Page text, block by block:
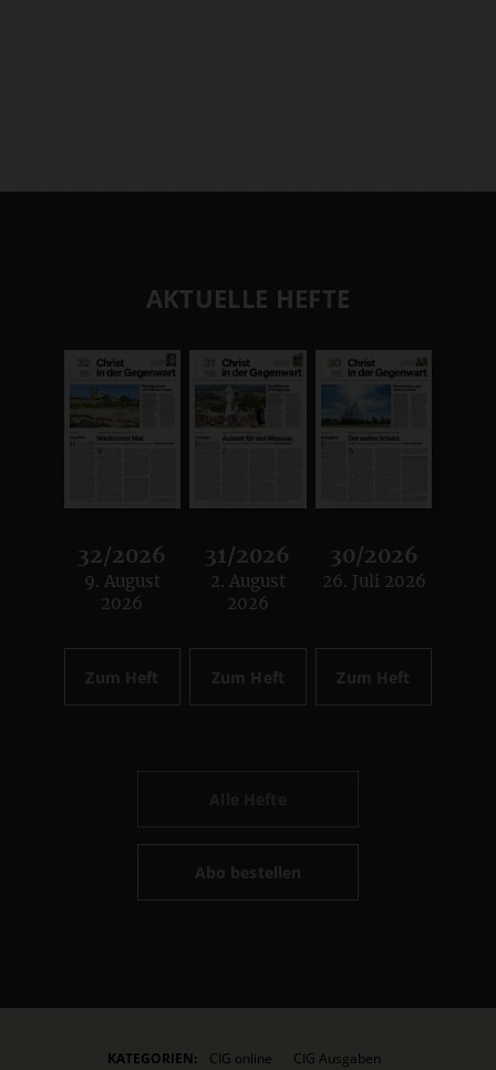
AKTUELLE HEFTE
32/2026
:
9. August
2026
Zum Heft
31/2026
:
2. August
2026
Zum Heft
30/2026
:
26. Juli 2026
Zum Heft
Abo bestellen
KATEGORIEN: CIG online CIG Ausgaben